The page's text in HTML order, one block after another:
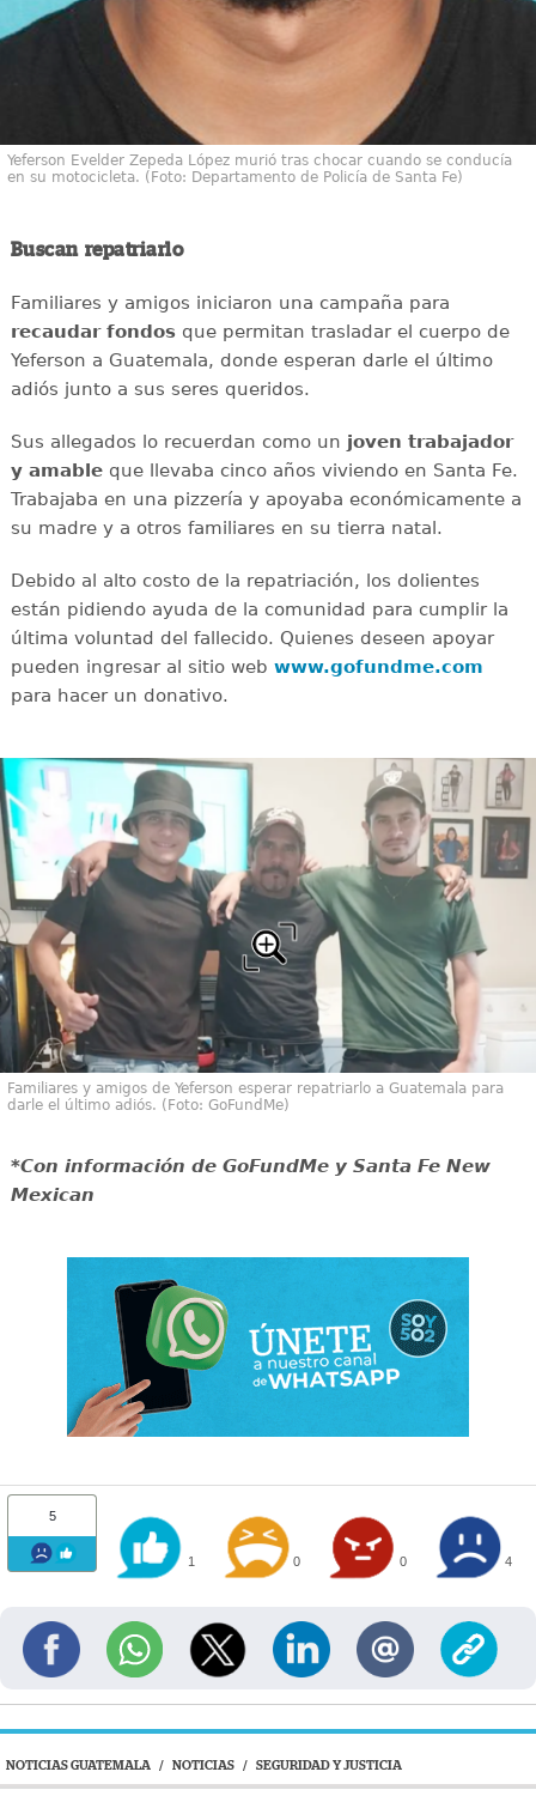
Yeferson Evelder Zepeda López murió tras chocar cuando se conducía
en su motocicleta. (Foto: Departamento de Policía de Santa Fe)
Buscan repatriarlo
Familiares y amigos iniciaron una campaña para
recaudar fondosque permitan trasladar el cuerpo de
Yeferson a Guatemala, donde esperan darle el último
adiós junto a sus seres queridos.
Sus allegados lo recuerdan como un joven trabajador
y amableque llevaba cinco años viviendo en Santa Fe.
Trabajaba en una pizzería y apoyaba económicamente a
su madre y a otros familiares en su tierra natal.
Debido al alto costo de la repatriación, los dolientes
están pidiendo ayuda de la comunidad para cumplir la
última voluntad del fallecido. Quienes deseen apoyar
pueden ingresar al sitio web www.gofundme.com
para hacer un donativo.
Familiares y amigos de Yeferson esperar repatriarlo a Guatemala para
darle el último adiós. (Foto: GoFundMe)
*Con información de GoFundMe y Santa Fe New
Mexican
5
1 0 0 4
NOTICIAS GUATEMALA / NOTICIAS / SEGURIDAD Y JUSTICIA